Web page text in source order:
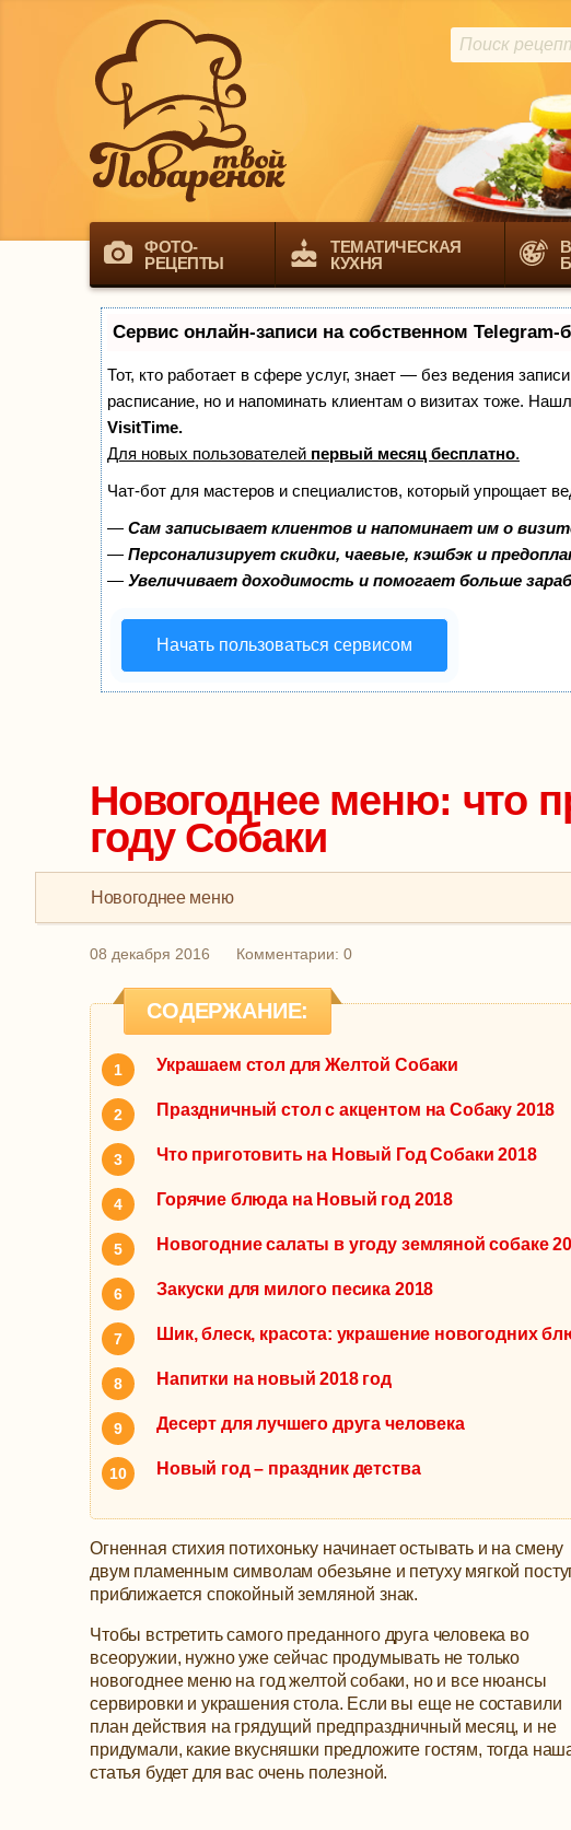
ФОТО-
РЕЦЕПТЫ
ТЕМАТИЧЕСКАЯ
КУХНЯ
Сервис онлайн-записи на собственном Telegram-
Тот, кто работает в сфере услуг, знает — без ведения
расписание, но и напоминать клиентам о визитах тоже.
VisitTime.
Для новых пользователей первый месяц бесплатно.
Чат-бот для мастеров и специалистов, который упрощает
— Сам записывает клиентов и напоминает им о
— Персонализирует скидки, чаевые, кэшбэк и
— Увеличивает доходимость и помогает больше
Начать пользоваться сервисом
Новогоднее меню: что
году Собаки
Новогоднее меню
08 декабря 2016 Комментарии: 0
СОДЕРЖАНИЕ:
Украшаем стол для Желтой Собаки
Праздничный стол с акцентом на Собаку 2018
Что приготовить на Новый Год Собаки 2018
Горячие блюда на Новый год 2018
Новогодние салаты в угоду земляной собаке
Закуски для милого песика 2018
Шик, блеск, красота: украшение новогодних
Напитки на новый 2018 год
Десерт для лучшего друга человека
Новый год – праздник детства
Огненная стихия потихоньку начинает остывать и на смену
двум пламенным символам обезьяне и петуху мягкой
приближается спокойный земляной знак.
Чтобы встретить самого преданного друга человека во
всеоружии, нужно уже сейчас продумывать не только
новогоднее меню на год желтой собаки, но и все нюансы
сервировки и украшения стола. Если вы еще не составили
план действия на грядущий предпраздничный месяц, и не
придумали, какие вкусняшки предложите гостям, тогда
статья будет для вас очень полезной.